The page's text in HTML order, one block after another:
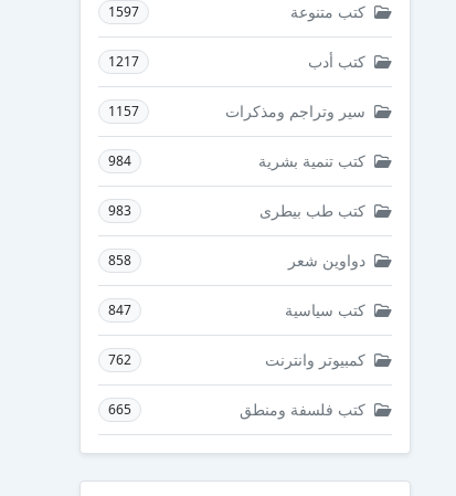
كتب متنوعة 1597
كتب أدب 1217
سير وتراجم ومذكرات 1157
كتب تنمية بشرية 984
كتب طب بيطرى 983
دواوين شعر 858
كتب سياسية 847
كمبيوتر وانترنت 762
كتب فلسفة ومنطق 665